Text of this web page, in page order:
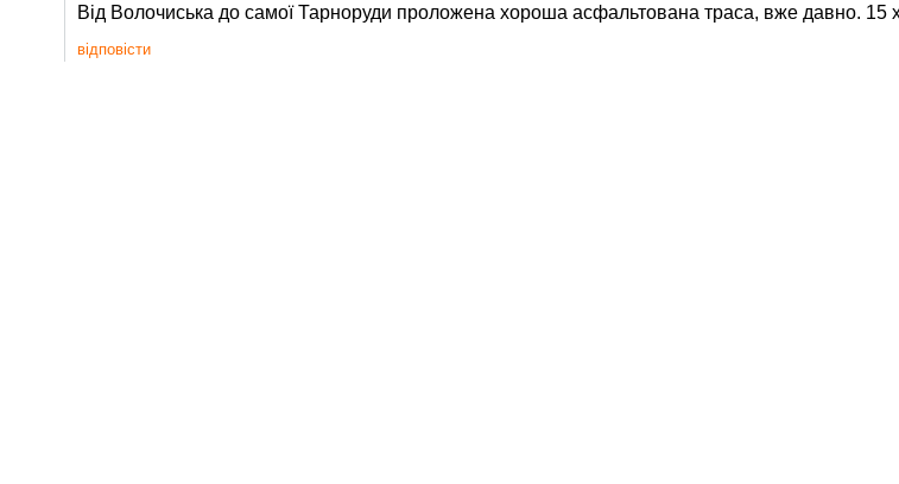
Від Волочиська до самої Тарноруди проложена хороша асфальтована траса, вже давно. 15
відповісти